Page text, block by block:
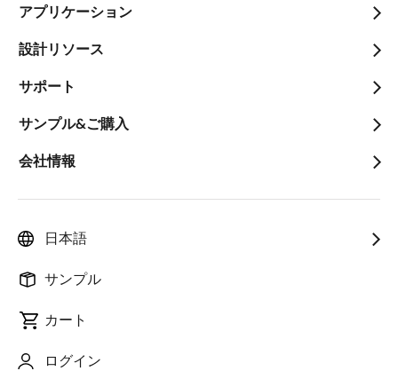
アプリケーション
設計リソース
サポート
サンプル&ご購入
会社情報
日本語
サンプル
カート
ログイン
ず
ン電池導入を加速するマイ
コン内蔵の大電流対応、電
池管理IC ソリューション、
第一弾を発売
～最大50V、10セルまで対応。豊富な
易に実現～
2016年12月13日